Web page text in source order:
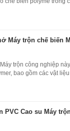
Máy trộn chế biến
trộn công nghiệp
bao gồm các vật
PVC Cao su Máy